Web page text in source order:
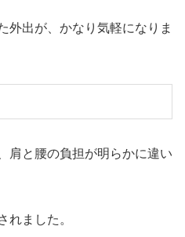
外出が、かなり気軽になりま
肩と腰の負担が明らかに違い
れました。